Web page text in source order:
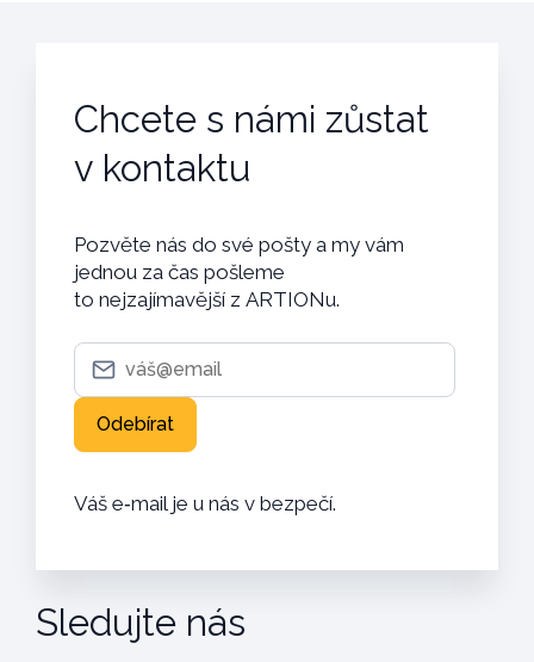
Chcete s námi zůstat
v kontaktu
Pozvěte nás do své pošty a my vám
jednou za čas pošleme
to nejzajímavější z ARTIONu.
Váš e‑mail je u nás v bezpečí.
Sledujte nás